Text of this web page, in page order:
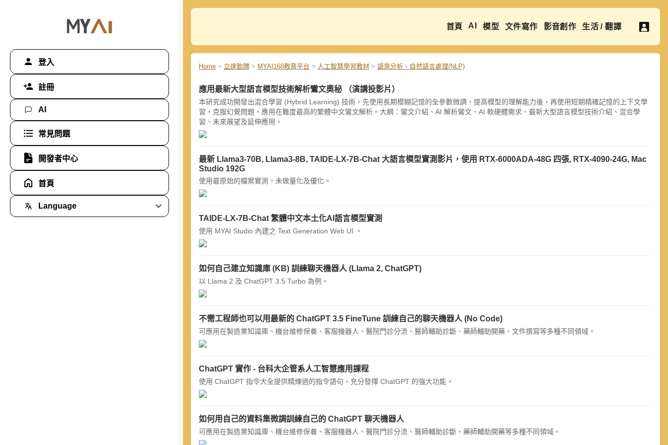
登入
註冊
AI
常見問題
開發者中心
首頁
Language
首頁 AI 模型 文件寫作 影音創作 生活 / 翻譯
Home > 立達軟體 > MYAI168教育平台 > 人工智慧學習教材 > 語意分析、自然語言處理(NLP)
應用最新大型語言模型技術解析鸞文奧秘 （演講投影片）
本研究成功開發出混合學習 (Hybrid Learning) 技術，先使用長期模糊記憶的全參數微調，提高模型的理解能力後，再使用短期精確記憶的上下文學
習，克服幻覺問題，應用在難度最高的繁體中文鸞文解析。大綱：鸞文介紹、AI 解析鸞文、AI 軟硬體需求、最新大型語言模型技術介紹、混合學
習、未來展望及延伸應用。
最新 Llama3-70B, Llama3-8B, TAIDE-LX-7B-Chat 大語言模型實測影片，使用 RTX-6000ADA-48G 四張, RTX-4090-24G, Mac
Studio 192G
使用最原始的檔案實測，未做量化及優化。
TAIDE-LX-7B-Chat 繁體中文本土化AI語言模型實測
使用 MYAI Studio 內建之 Text Generation Web UI 。
如何自己建立知識庫 (KB) 訓練聊天機器人 (Llama 2, ChatGPT)
以 Llama 2 及 ChatGPT 3.5 Turbo 為例。
不需工程師也可以用最新的 ChatGPT 3.5 FineTune 訓練自己的聊天機器人 (No Code)
可應用在製造業知識庫、機台維修保養、客服機器人、醫院門診分流、醫師輔助診斷、藥師輔助開藥、文件撰寫等多種不同領域。
ChatGPT 實作 - 台科大企管系人工智慧應用課程
使用 ChatGPT 指令大全提供精煉過的指令語句，充分發揮 ChatGPT 的強大功能。
如何用自己的資料集微調訓練自己的 ChatGPT 聊天機器人
可應用在製造業知識庫、機台維修保養、客服機器人、醫院門診分流、醫師輔助診斷、藥師輔助開藥等多種不同領域。